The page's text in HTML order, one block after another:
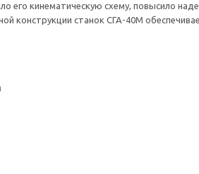
его кинематическую схему, повысило
конструкции станок СГА-40М